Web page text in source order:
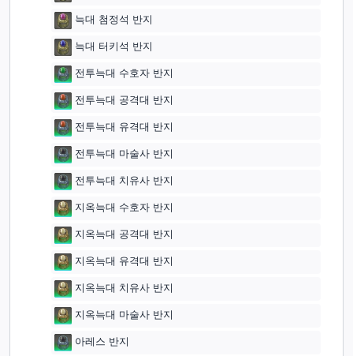
늑대 첨정석 반지
늑대 터키석 반지
전투늑대 수호자 반지
전투늑대 공격대 반지
전투늑대 유격대 반지
전투늑대 마술사 반지
전투늑대 치유사 반지
지옥늑대 수호자 반지
지옥늑대 공격대 반지
지옥늑대 유격대 반지
지옥늑대 치유사 반지
지옥늑대 마술사 반지
아레스 반지